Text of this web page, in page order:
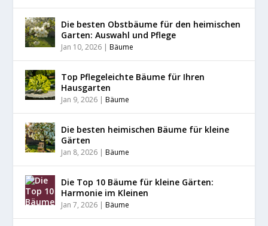
Die besten Obstbäume für den heimischen
Garten: Auswahl und Pflege
Jan 10, 2026 |Bäume
Top Pflegeleichte Bäume für Ihren
Hausgarten
Jan 9, 2026 |Bäume
Die besten heimischen Bäume für kleine
Gärten
Jan 8, 2026 |Bäume
Die Top 10 Bäume für kleine Gärten:
Harmonie im Kleinen
Jan 7, 2026 |Bäume